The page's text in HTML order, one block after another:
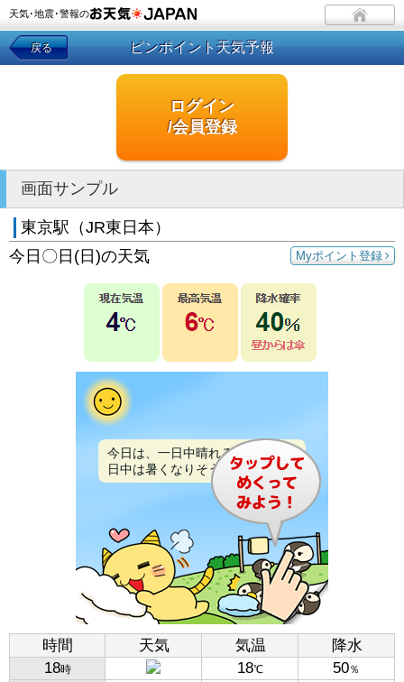
天気･地震･警報の
戻る ピンポイント天気予報
ログイン
/会員登録
画面サンプル
東京駅（JR東日本）
Myポイント登録
今日〇日(日)の天気
今日は、一日中晴れるでしょう。
日中は暑くなりそうです。
時間 天気 気温
降水
18時 18℃ 50％